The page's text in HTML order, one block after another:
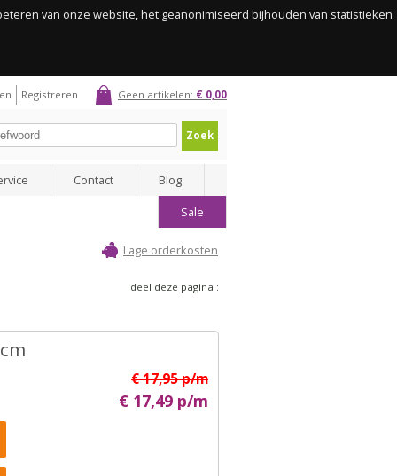
van onze website, het geanonimiseerd bijhouden van statistieken
Geen artikelen: € 0,00
Registreren
Zoek
Contact
Blog
Sale
Lage orderkosten
deel deze pagina :
€ 17,95 p/m
€ 17,49 p/m